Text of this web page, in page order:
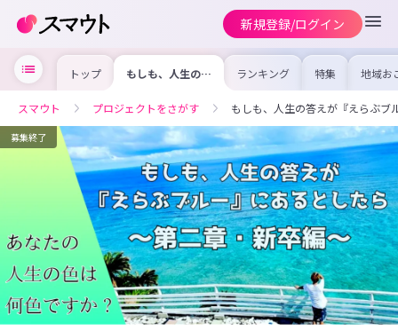
新規登録/ログイン
トップ もしも、人生の答
えが『えらぶブル
ら ～第二章・新
卒編～
ランキング 特集 地域お
の求
を集め
事内容
を比較
合った
けよう
スマウト プロジェクトをさがす もしも、人生の答えが『えらぶ
募集終了